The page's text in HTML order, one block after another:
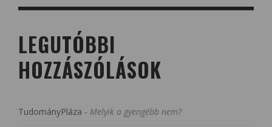
LEGUTÓBBI
HOZZÁSZÓLÁSOK
TudományPláza - Melyik a gyengébb nem?